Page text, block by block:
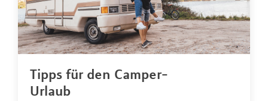
Tipps für den Camper-
Urlaub